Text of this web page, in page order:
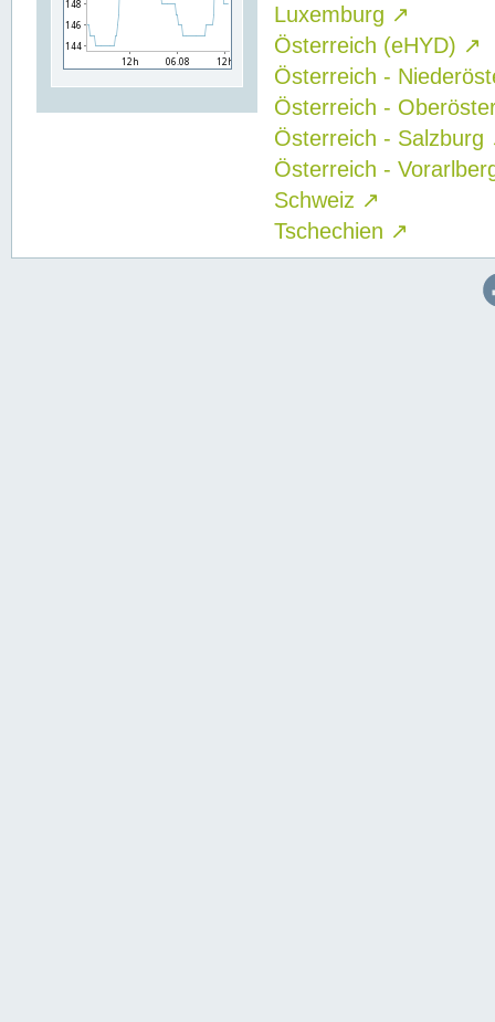
Luxemburg ↗
Österreich (eHYD) ↗
Österreich -
Österreich -
Österreich - Salzburg
Österreich -
Schweiz ↗
Tschechien ↗